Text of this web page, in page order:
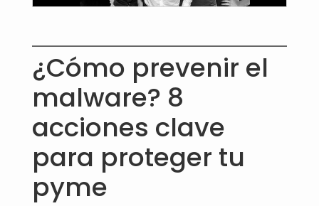
¿Cómo prevenir el
malware? 8
acciones clave
para proteger tu
pyme